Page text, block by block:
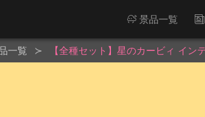
景品一覧
一覧 【全種セット】星のカービィ イン